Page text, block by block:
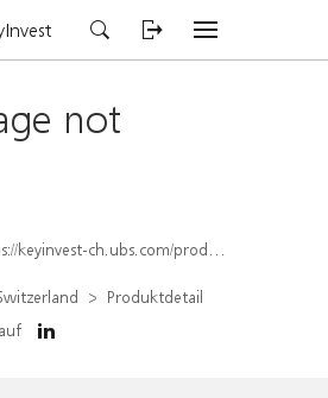
not
ch.ubs.com/produkt/detail/index/isin/CH1578791696
Produktdetail